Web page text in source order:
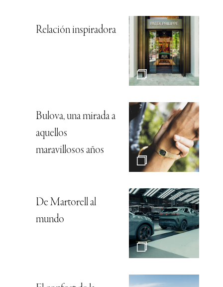
Relación inspiradora
Bulova, una mirada a
aquellos
maravillosos años
De Martorell al
mundo